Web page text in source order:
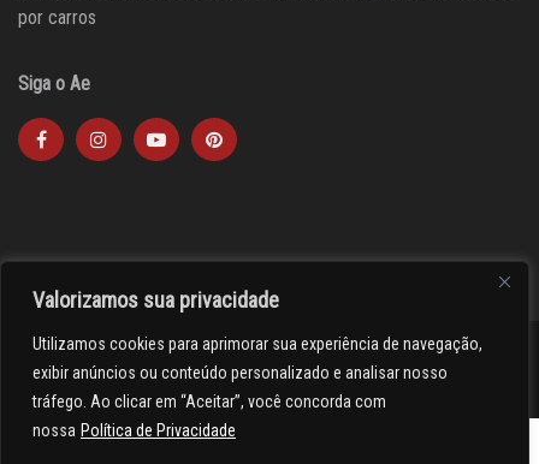
Valorizamos sua privacidade
Utilizamos cookies para aprimorar sua experiência de navegação,
exibir anúncios ou conteúdo personalizado e analisar nosso
tráfego. Ao clicar em “Aceitar”, você concorda com
nossa Política de Privacidade
por carros
Siga o Ae
><(((º> 17